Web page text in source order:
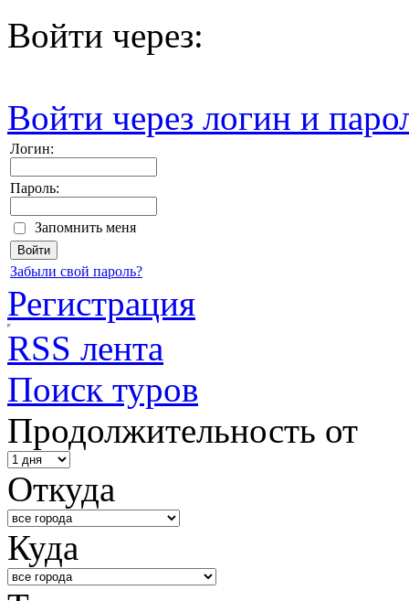
Войти через:
Войти через логин и
Логин:
Пароль:
Запомнить меня
Забыли свой пароль?
Регистрация
RSS лента
Поиск туров
Продолжительность от
Откуда
Куда